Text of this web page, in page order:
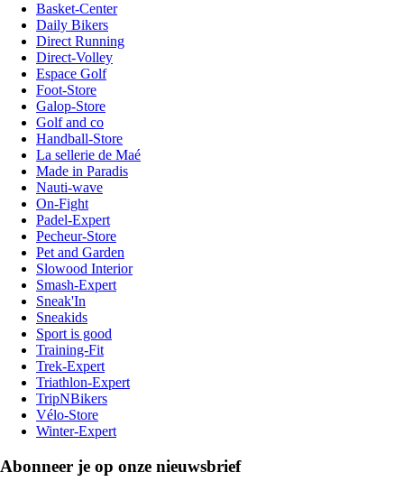
Basket-Center
Daily Bikers
Direct Running
Direct-Volley
Espace Golf
Foot-Store
Galop-Store
Golf and co
Handball-Store
La sellerie de Maé
Made in Paradis
Nauti-wave
On-Fight
Padel-Expert
Pecheur-Store
Pet and Garden
Slowood Interior
Smash-Expert
Sneak'In
Sneakids
Sport is good
Training-Fit
Trek-Expert
Triathlon-Expert
TripNBikers
Vélo-Store
Winter-Expert
Abonneer je op onze nieuwsbrief